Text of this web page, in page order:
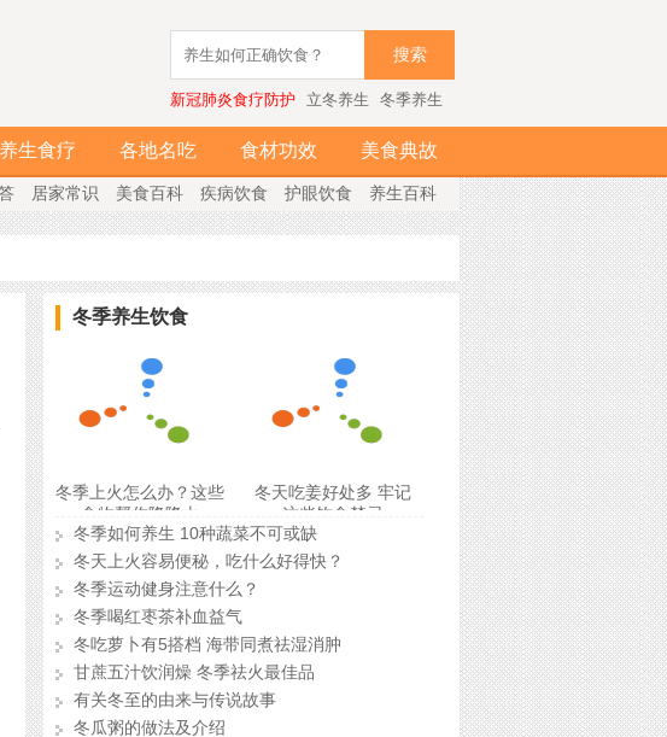
搜索
新冠肺炎食疗防护 立冬养生 冬季养生
养生食疗 各地名吃 食材功效 美食典故
居家常识 美食百科 疾病饮食 护眼饮食 养生百科
冬季养生饮食
冬季上火怎么办？这些
食物帮你降降火
冬天吃姜好处多 牢记
这些饮食禁忌
冬季如何养生 10种蔬菜不可或缺
冬天上火容易便秘，吃什么好得快？
冬季运动健身注意什么？
冬季喝红枣茶补血益气
冬吃萝卜有5搭档 海带同煮祛湿消肿
甘蔗五汁饮润燥 冬季祛火最佳品
有关冬至的由来与传说故事
冬瓜粥的做法及介绍